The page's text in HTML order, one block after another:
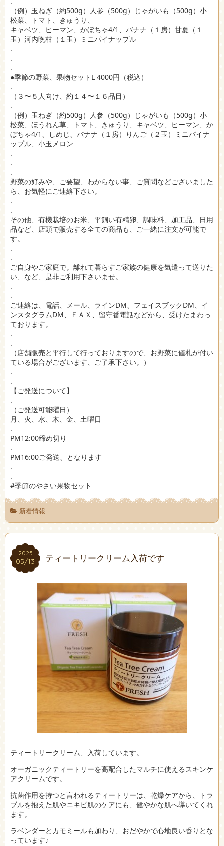
（例）玉ねぎ（約500g）人参（500g）じゃがいも（500g）小
松菜、トマト、きゅうり、
キャベツ、ピーマン、かぼちゃ4/1、バナナ（１房）甘夏（１
玉）河内晩柑（１玉）ミニパイナップル
.
.
.
●季節の野菜、果物セットL 4000円（税込）
.
（３〜５人向け、約１４〜１６品目）
.
（例）玉ねぎ（約500g）人参（500g）じゃがいも（500g）小
松菜、ほうれん草、トマト、きゅうり、キャベツ、ピーマン、か
ぼちゃ4/1、しめじ、バナナ（１房）りんご（２玉）ミニパイナ
ップル、小玉メロン
.
.
.
野菜の好みや、ご要望、わからない事、ご質問などございました
ら、お気軽にご連絡下さい。
.
.
その他、有機栽培のお米、平飼い有精卵、調味料、加工品、日用
品など、店頭で販売する全ての商品も、ご一緒に注文が可能で
す。
.
.
ご自身やご家庭で。離れて暮らすご家族の健康を気遣って送りた
い、など、是非ご利用下さいませ。
.
.
ご連絡は、電話、メール、ラインDM、フェイスブックDM、イ
ンスタグラムDM、ＦＡＸ、留守番電話などから、受けたまわっ
ております。
.
.
（店舗販売と平行して行っておりますので、お野菜に値札が付い
ている場合がございます、ご了承下さい。）
.
.
【ご発送について】
.
（ご発送可能曜日）
月、火、水、木、金、土曜日
.
PM12:00締め切り
.
PM16:00ご発送、となります
.
.
#季節のやさい果物セット
新着情報
2025
05/13
2025
05/13 ティートリークリーム入荷です
ティートリークリーム、入荷しています。
オーガニックティートリーを高配合したマルチに使えるスキンケ
アクリームです。
抗菌作用を持つと言われるティートリーは、乾燥ケアから、トラ
ブルを抱えた肌やニキビ肌のケアにも、健やかな肌へ導いてくれ
ます。
ラベンダーとカモミールも加わり、おだやかで心地良い香りとな
っています♪